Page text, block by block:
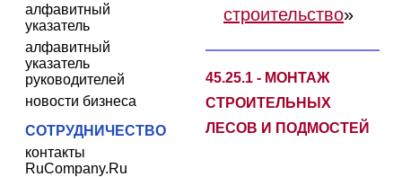
алфавитный
указатель
алфавитный
указатель
руководителей
новости бизнеса
СОТРУДНИЧЕСТВО
контакты
RuCompany.Ru
строительство»
45.25.1 - МОНТАЖ
СТРОИТЕЛЬНЫХ
ЛЕСОВ И ПОДМОСТЕЙ